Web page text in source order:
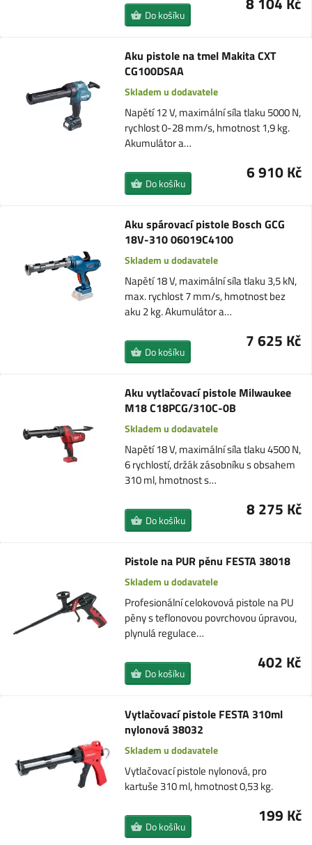
Do košíku
Aku pistole na tmel Makita CXT
CG100DSAA
Skladem u dodavatele
Napětí 12 V, maximální síla tlaku 5000 N,
rychlost 0-28 mm/s, hmotnost 1,9 kg.
Akumulátor a…
6 910 Kč
Do košíku
Aku spárovací pistole Bosch GCG
18V-310 06019C4100
Skladem u dodavatele
Napětí 18 V, maximální síla tlaku 3,5 kN,
max. rychlost 7 mm/s, hmotnost bez
aku 2 kg. Akumulátor a…
7 625 Kč
Do košíku
Aku vytlačovací pistole Milwaukee
M18 C18PCG/310C-0B
Skladem u dodavatele
Napětí 18 V, maximální síla tlaku 4500 N,
6 rychlostí, držák zásobníku s obsahem
310 ml, hmotnost s…
8 275 Kč
Do košíku
Pistole na PUR pěnu FESTA 38018
Skladem u dodavatele
Profesionální celokovová pistole na PU
pěny s teflonovou povrchovou úpravou,
plynulá regulace…
402 Kč
Do košíku
Vytlačovací pistole FESTA 310ml
nylonová 38032
Skladem u dodavatele
Vytlačovací pistole nylonová, pro
kartuše 310 ml, hmotnost 0,53 kg.
199 Kč
Do košíku